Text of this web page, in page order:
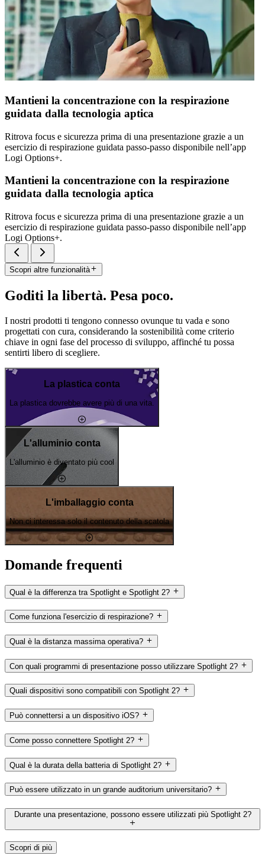
Mantieni la concentrazione con la respirazione
guidata dalla tecnologia aptica
Ritrova focus e sicurezza prima di una presentazione grazie a un
esercizio di respirazione guidata passo-passo disponibile nell’app
Logi Options+.
Mantieni la concentrazione con la respirazione
guidata dalla tecnologia aptica
Ritrova focus e sicurezza prima di una presentazione grazie a un
esercizio di respirazione guidata passo-passo disponibile nell’app
Logi Options+.
Scopri altre funzionalità
Goditi la libertà. Pesa poco.
I nostri prodotti ti tengono connesso ovunque tu vada e sono
progettati con cura, considerando la sostenibilità come criterio
chiave in ogni fase del processo di sviluppo, affinché tu possa
sentirti libero di scegliere.
La plastica conta
La plastica dovrebbe avere più di una vita.
L'alluminio conta
L'alluminio è diventato più cool
L'imballaggio conta
Non ci interessa solo il contenuto della scatola
Domande frequenti
Qual è la differenza tra Spotlight e Spotlight 2?
Come funziona l'esercizio di respirazione?
Qual è la distanza massima operativa?
Con quali programmi di presentazione posso utilizzare Spotlight 2?
Quali dispositivi sono compatibili con Spotlight 2?
Può connettersi a un dispositivo iOS?
Come posso connettere Spotlight 2?
Qual è la durata della batteria di Spotlight 2?
Può essere utilizzato in un grande auditorium universitario?
Durante una presentazione, possono essere utilizzati più Spotlight 2?
Scopri di più